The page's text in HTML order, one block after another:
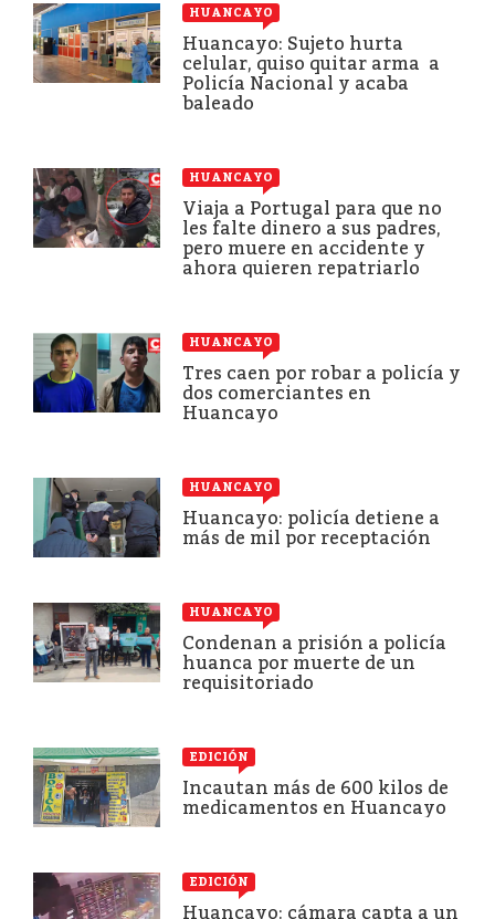
HUANCAYO
Huancayo: Sujeto hurta
celular, quiso quitar arma a
Policía Nacional y acaba
baleado
HUANCAYO
Viaja a Portugal para que no
les falte dinero a sus padres,
pero muere en accidente y
ahora quieren repatriarlo
HUANCAYO
Tres caen por robar a policía y
dos comerciantes en
Huancayo
HUANCAYO
Huancayo: policía detiene a
más de mil por receptación
HUANCAYO
Condenan a prisión a policía
huanca por muerte de un
requisitoriado
EDICIÓN
Incautan más de 600 kilos de
medicamentos en Huancayo
EDICIÓN
Huancayo: cámara capta a un